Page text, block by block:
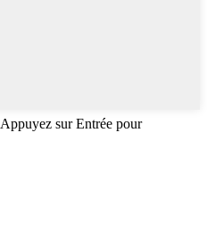
Appuyez sur Entrée pour